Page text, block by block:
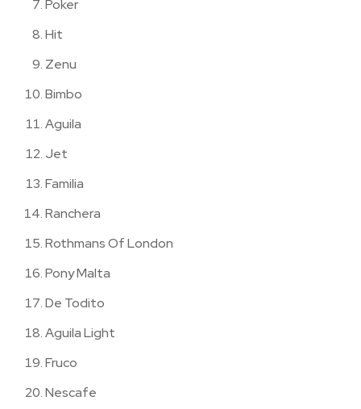
Poker
Hit
Zenu
Bimbo
Aguila
Jet
Familia
Ranchera
Rothmans Of London
Pony Malta
De Todito
Aguila Light
Fruco
Nescafe